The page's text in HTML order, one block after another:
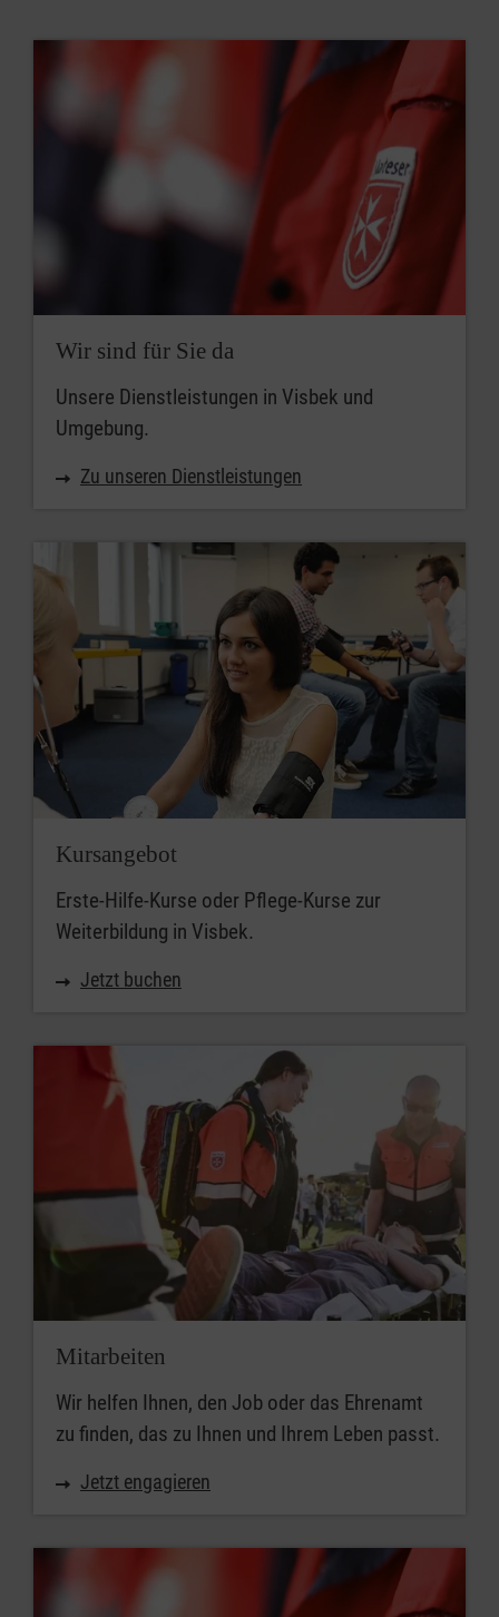
Wir sind für Sie da
Unsere Dienstleistungen in Visbek und
Umgebung.
Zu unseren Dienstleistungen
Kursangebot
Erste-Hilfe-Kurse oder Pflege-Kurse zur
Weiterbildung in Visbek.
Jetzt buchen
Mitarbeiten
Wir helfen Ihnen, den Job oder das Ehrenamt
zu finden, das zu Ihnen und Ihrem Leben passt.
Jetzt engagieren